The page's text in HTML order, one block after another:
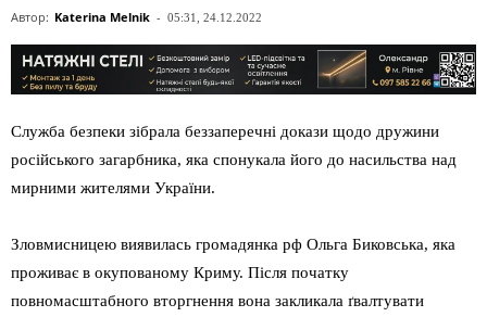
Автор: Katerina Melnik - 05:31, 24.12.2022
Служба безпеки зібрала беззаперечні докази щодо дружини
російського загарбника, яка спонукала його до насильства над
мирними жителями України.
Зловмисницею виявилась громадянка рф Ольга Биковська, яка
проживає в окупованому Криму. Після початку
повномасштабного вторгнення вона закликала ґвалтувати